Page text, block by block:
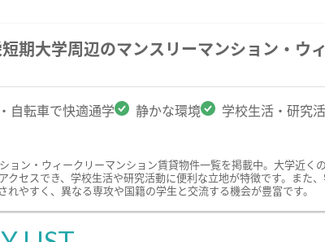
期大学周辺のマンスリーマンション・ウ
自転車で快適通学 静かな環境 学校生活・研究
ョン・ウィークリーマンション賃貸物件一覧を掲載中。大学近
クセスでき、学校生活や研究活動に便利な立地が特徴です。また
やすく、異なる専攻や国籍の学生と交流する機会が豊富です。